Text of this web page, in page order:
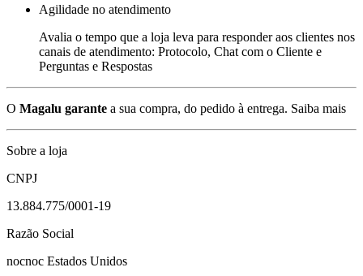
Agilidade no atendimento
Avalia o tempo que a loja leva para responder aos clientes nos
canais de atendimento: Protocolo, Chat com o Cliente e
Perguntas e Respostas
O Magalu garante a sua compra, do pedido à entrega. Saiba mais
Sobre a loja
CNPJ
13.884.775/0001-19
Razão Social
nocnoc Estados Unidos